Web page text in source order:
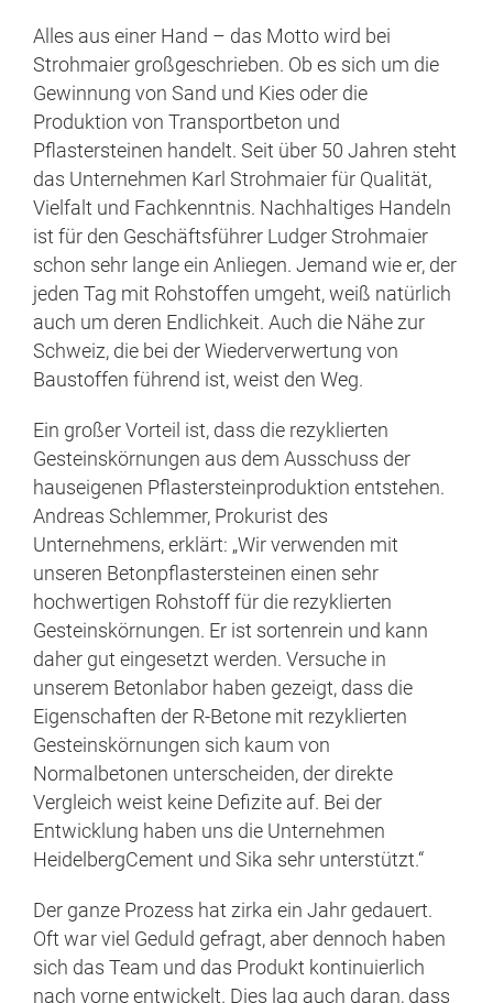
Alles aus einer Hand – das Motto wird bei
Strohmaier großgeschrieben. Ob es sich um die
Gewinnung von Sand und Kies oder die
Produktion von Transportbeton und
Pflastersteinen handelt. Seit über 50 Jahren steht
das Unternehmen Karl Strohmaier für Qualität,
Vielfalt und Fachkenntnis. Nachhaltiges Handeln
ist für den Geschäftsführer Ludger Strohmaier
schon sehr lange ein Anliegen. Jemand wie er, der
jeden Tag mit Rohstoffen umgeht, weiß natürlich
auch um deren Endlichkeit. Auch die Nähe zur
Schweiz, die bei der Wiederverwertung von
Baustoffen führend ist, weist den Weg.
Ein großer Vorteil ist, dass die rezyklierten
Gesteinskörnungen aus dem Ausschuss der
hauseigenen Pflastersteinproduktion entstehen.
Andreas Schlemmer, Prokurist des
Unternehmens, erklärt: „Wir verwenden mit
unseren Betonpflastersteinen einen sehr
hochwertigen Rohstoff für die rezyklierten
Gesteinskörnungen. Er ist sortenrein und kann
daher gut eingesetzt werden. Versuche in
unserem Betonlabor haben gezeigt, dass die
Eigenschaften der R-Betone mit rezyklierten
Gesteinskörnungen sich kaum von
Normalbetonen unterscheiden, der direkte
Vergleich weist keine Defizite auf. Bei der
Entwicklung haben uns die Unternehmen
HeidelbergCement und Sika sehr unterstützt.“
Der ganze Prozess hat zirka ein Jahr gedauert.
Oft war viel Geduld gefragt, aber dennoch haben
sich das Team und das Produkt kontinuierlich
nach vorne entwickelt. Dies lag auch daran, dass